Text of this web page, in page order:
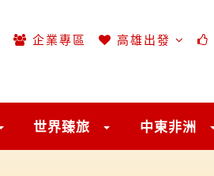
企業專區 高雄出發
世界臻旅 中東非洲